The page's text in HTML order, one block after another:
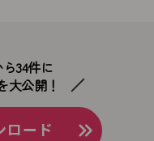
34件に
大公開！
ロード